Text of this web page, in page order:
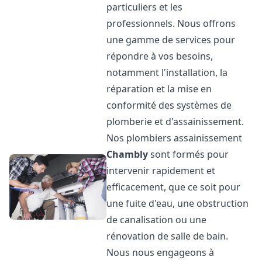
particuliers et les
professionnels. Nous offrons
une gamme de services pour
répondre à vos besoins,
notamment l'installation, la
réparation et la mise en
conformité des systèmes de
plomberie et d'assainissement.
Nos plombiers assainissement
Chamblysont formés pour
intervenir rapidement et
efficacement, que ce soit pour
une fuite d'eau, une obstruction
de canalisation ou une
rénovation de salle de bain.
Nous nous engageons à